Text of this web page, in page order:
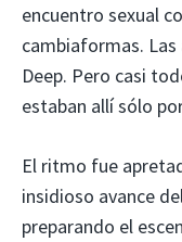
encuentro sexual
cambiaformas.
Deep. Pero casi
estaban allí sólo
El ritmo fue
insidioso avance
preparando el